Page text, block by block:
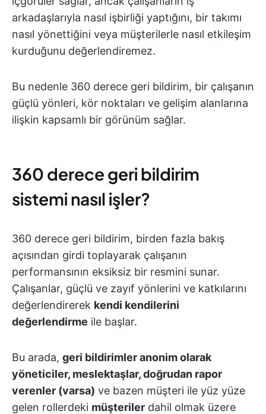
arkadaşlarıyla nasıl işbirliği yaptığını, bir takımı
nasıl yönettiğini veya müşterilerle nasıl etkileşim
kurduğunu değerlendiremez.
Bu nedenle 360 derece geri bildirim, bir çalışanın
güçlü yönleri, kör noktaları ve gelişim alanlarına
ilişkin kapsamlı bir görünüm sağlar.
360 derece geri bildirim
sistemi nasıl işler?
360 derece geri bildirim, birden fazla bakış
açısından girdi toplayarak çalışanın
performansının eksiksiz bir resmini sunar.
Çalışanlar, güçlü ve zayıf yönlerini ve katkılarını
değerlendirerek kendi kendilerini
değerlendirme ile başlar.
Bu arada, geri bildirimler anonim olarak
yöneticiler, meslektaşlar, doğrudan rapor
verenler (varsa) ve bazen müşteri ile yüz yüze
gelen rollerdeki müşteriler dahil olmak üzere